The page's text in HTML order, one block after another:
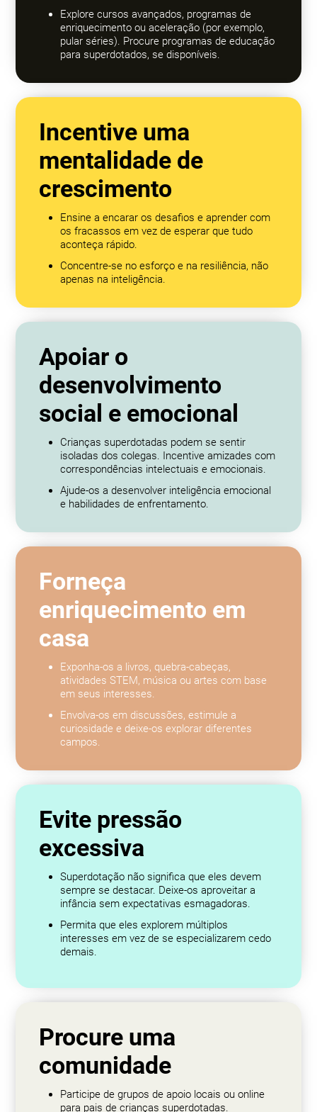
Explore cursos avançados, programas de
enriquecimento ou aceleração (por exemplo,
pular séries). Procure programas de educação
para superdotados, se disponíveis.
Incentive uma
mentalidade de
crescimento
Ensine a encarar os desafios e aprender com
os fracassos em vez de esperar que tudo
aconteça rápido.
Concentre-se no esforço e na resiliência, não
apenas na inteligência.
Apoiar o
desenvolvimento
social e emocional
Crianças superdotadas podem se sentir
isoladas dos colegas. Incentive amizades com
correspondências intelectuais e emocionais.
Ajude-os a desenvolver inteligência emocional
e habilidades de enfrentamento.
Forneça
enriquecimento em
casa
Exponha-os a livros, quebra-cabeças,
atividades STEM, música ou artes com base
em seus interesses.
Envolva-os em discussões, estimule a
curiosidade e deixe-os explorar diferentes
campos.
Evite pressão
excessiva
Superdotação não significa que eles devem
sempre se destacar. Deixe-os aproveitar a
infância sem expectativas esmagadoras.
Permita que eles explorem múltiplos
interesses em vez de se especializarem cedo
demais.
Procure uma
comunidade
Participe de grupos de apoio locais ou online
para pais de crianças superdotadas.